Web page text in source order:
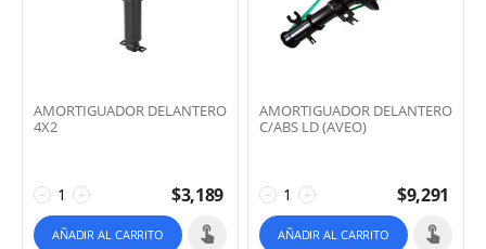
AMORTIGUADOR DELANTERO
4X2
+
− $3,189
AÑADIR AL CARRITO
AMORTIGUADOR DELANTERO
C/ABS LD (AVEO)
+
− $9,291
AÑADIR AL CARRITO